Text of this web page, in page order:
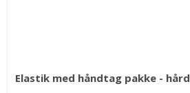
Elastik med håndtag pakke - hård